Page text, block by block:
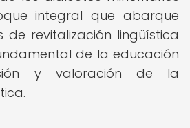
integral que abarque
revitalización lingüística
de la educación
y valoración de la